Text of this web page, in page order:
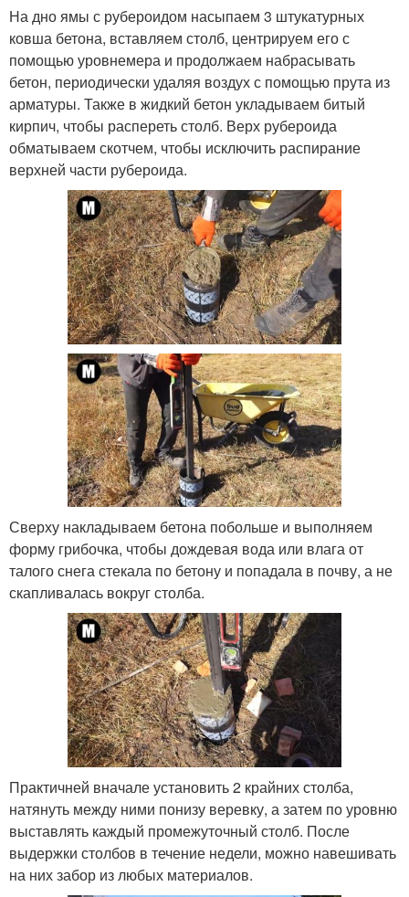
На дно ямы с рубероидом насыпаем 3 штукатурных
ковша бетона, вставляем столб, центрируем его с
помощью уровнемера и продолжаем набрасывать
бетон, периодически удаляя воздух с помощью прута из
арматуры. Также в жидкий бетон укладываем битый
кирпич, чтобы распереть столб. Верх рубероида
обматываем скотчем, чтобы исключить распирание
верхней части рубероида.
Сверху накладываем бетона побольше и выполняем
форму грибочка, чтобы дождевая вода или влага от
талого снега стекала по бетону и попадала в почву, а не
скапливалась вокруг столба.
Практичней вначале установить 2 крайних столба,
натянуть между ними понизу веревку, а затем по уровню
выставлять каждый промежуточный столб. После
выдержки столбов в течение недели, можно навешивать
на них забор из любых материалов.